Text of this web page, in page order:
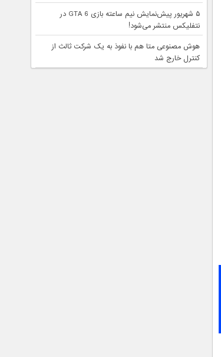
۵ شهریور پیش‌نمایش نیم ساعته بازی GTA 6 در
نتفلیکس منتشر می‌شود!
هوش مصنوعی متا هم با نفوذ به یک شرکت ثالث از
کنترل خارج شد